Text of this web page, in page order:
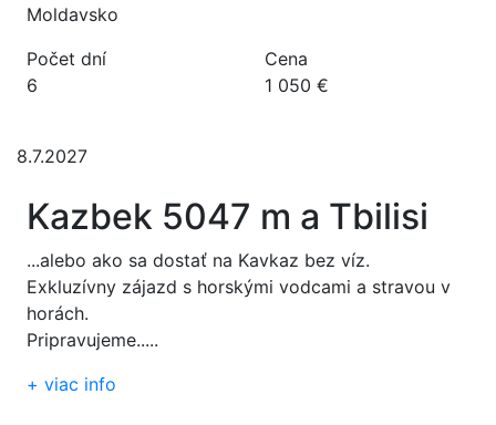
Moldavsko
Počet dní
6
Cena
1 050 €
8.7.2027
Kazbek 5047 m a Tbilisi
...alebo ako sa dostať na Kavkaz bez víz.
Exkluzívny zájazd s horskými vodcami a stravou v
horách.
Pripravujeme.....
+ viac info